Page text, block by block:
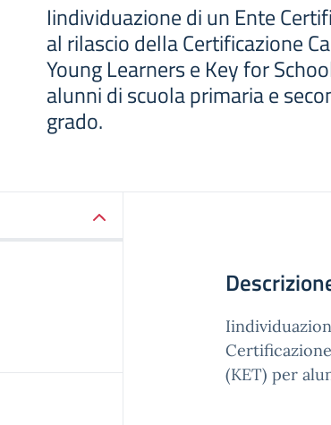
Iindividuazione di un Ente
al rilascio della Certificazione
Young Learners e Key for
alunni di scuola primaria e
grado.
(KET) per